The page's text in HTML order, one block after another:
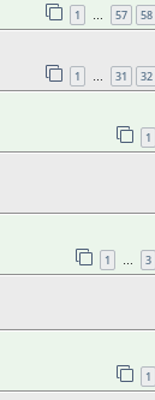
1 … 57 58
1 … 31 32
1
1 … 3
1